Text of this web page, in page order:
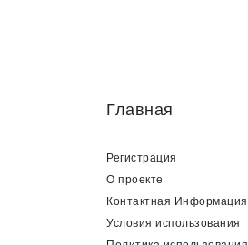
Главная
Регистрация
О проекте
Контактная Информация
Условия использования